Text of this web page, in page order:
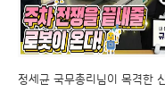
정세균 국무총리님이 목격한 신비한 로봇 BEST 5_ 2020 로보월드